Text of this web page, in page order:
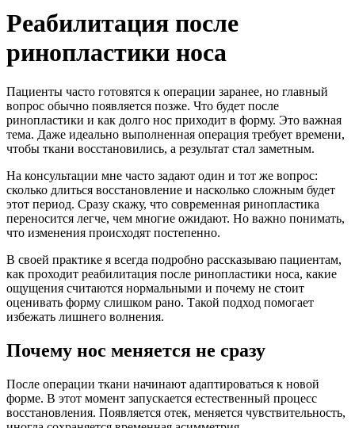
Реабилитация после
ринопластики носа
Пациенты часто готовятся к операции заранее, но главный
вопрос обычно появляется позже. Что будет после
ринопластики и как долго нос приходит в форму. Это важная
тема. Даже идеально выполненная операция требует времени,
чтобы ткани восстановились, а результат стал заметным.
На консультации мне часто задают один и тот же вопрос:
сколько длиться восстановление и насколько сложным будет
этот период. Сразу скажу, что современная ринопластика
переносится легче, чем многие ожидают. Но важно понимать,
что изменения происходят постепенно.
В своей практике я всегда подробно рассказываю пациентам,
как проходит реабилитация после ринопластики носа, какие
ощущения считаются нормальными и почему не стоит
оценивать форму слишком рано. Такой подход помогает
избежать лишнего волнения.
Почему нос меняется не сразу
После операции ткани начинают адаптироваться к новой
форме. В этот момент запускается естественный процесс
восстановления. Появляется отек, меняется чувствительность,